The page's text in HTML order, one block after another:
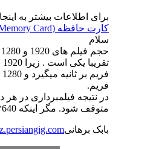
برای اطلاعات بیشتر به
کارت حافظه (Memory Card)
سلام
فریم.
در نتیجه فیلمبرداری در هر
متوقف شود. مگر اینکه 640*480 گرفته شود.
بابک برهانی